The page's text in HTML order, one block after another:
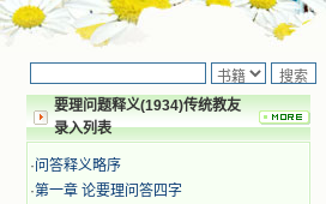
要理问题释义(1934)传统教友
录入列表
·问答释义略序
·第一章 论要理问答四字